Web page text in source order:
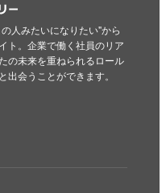
人みたいになりたい"から
ト。企業で働く社員のリア
の未来を重ねられるロール
会うことができます。